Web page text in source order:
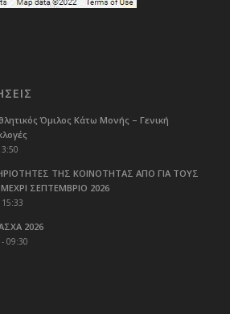
Όμιλος Κάτω Μονής – Γενική
ΤΗΣ ΚΟΙΝΟΤΗΤΑΣ ΑΠΟ ΓΙΑ ΤΟΥΣ
ΣΕΠΤΕΜΒΡΙΟ 2026
15:33
2026
09:30